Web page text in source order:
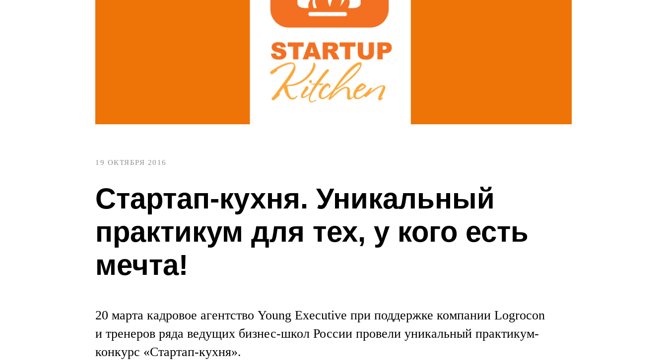
19 ОКТЯБРЯ 2016
Стартап-кухня. Уникальный
практикум для тех, у кого есть
мечта!
20 марта кадровое агентство Young Executive при поддержке компании Logrocon
и тренеров ряда ведущих бизнес-школ России провели уникальный практикум-
конкурс «Стартап-кухня».